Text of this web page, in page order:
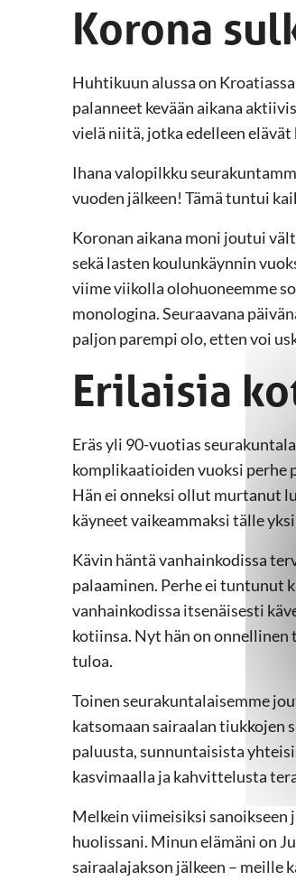
Korona
Huhtikuun alussa on
palanneet kevään aikana
vielä niitä, jotka edelleen
Ihana valopilkku
vuoden jälkeen! Tämä tuntui
Koronan aikana moni joutui
sekä lasten koulunkäynnin
viime viikolla olohuoneemme
monologina. Seuraavana
paljon parempi olo, etten voi
Erilaisia
Eräs yli 90-vuotias
komplikaatioiden vuoksi perhe
Hän ei onneksi ollut murtanut
käyneet vaikeammaksi tälle
Kävin häntä vanhainkodissa
palaaminen. Perhe ei tuntunut
vanhainkodissa itsenäisesti
kotiinsa. Nyt hän on onnellinen
tuloa.
Toinen seurakuntalaisemme
katsomaan sairaalan tiukkojen
paluusta, sunnuntaisista
kasvimaalla ja kahvittelusta
Melkein viimeisiksi sanoikseen
huolissani. Minun elämäni on
sairaalajakson jälkeen – meille